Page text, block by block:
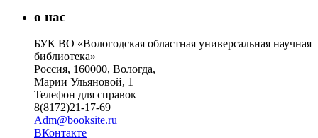
о нас
БУК ВО «Вологодская областная универсальная научная
библиотека»
Россия, 160000, Вологда,
Марии Ульяновой, 1
Телефон для справок –
8(8172)21-17-69
Adm@booksite.ru
ВКонтакте